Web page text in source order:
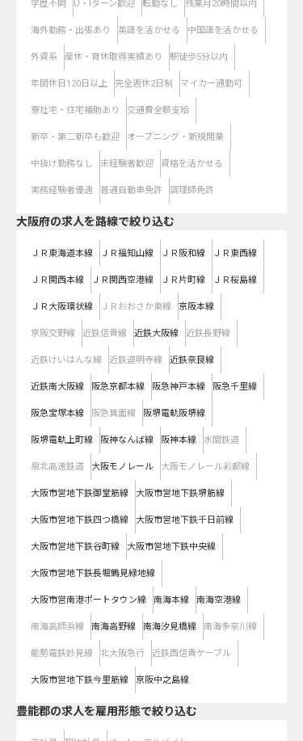
学歴不問 U・Iターン歓迎 転勤なし 残業月20時間以内
海外勤務・出張あり 英語を活かせる 中国語を活かせる
外資系 産休・育休取得実績あり 駅徒歩5分以内
年間休日120日以上 完全週休2日制 マイカー通勤可
寮社宅・住宅補助あり 交通費全額支給
新卒・第二新卒も歓迎 オープニング・新規開業
中抜け勤務なし 未経験者歓迎 資格を活かせる
実務経験者優遇 普通自動車免許 調理師免許
大阪府の求人を路線で絞り込む
ＪＲ東海道本線 ＪＲ福知山線 ＪＲ阪和線 ＪＲ東西線
ＪＲ関西本線 ＪＲ関西空港線 ＪＲ片町線 ＪＲ桜島線
ＪＲ大阪環状線 ＪＲおおさか東線 京阪本線
京阪交野線 近鉄信貴線 近鉄大阪線 近鉄長野線
近鉄けいはんな線 近鉄道明寺線 近鉄奈良線
近鉄南大阪線 阪急京都本線 阪急神戸本線 阪急千里線
阪急宝塚本線 阪急箕面線 阪堺電軌阪堺線
阪堺電軌上町線 阪神なんば線 阪神本線 水間鉄道
泉北高速鉄道 大阪モノレール 大阪モノレール彩都線
大阪市営地下鉄御堂筋線 大阪市営地下鉄堺筋線
大阪市営地下鉄四つ橋線 大阪市営地下鉄千日前線
大阪市営地下鉄谷町線 大阪市営地下鉄中央線
大阪市営地下鉄長堀鶴見緑地線
大阪市営南港ポートタウン線 南海本線 南海空港線
南海高師浜線 南海高野線 南海汐見橋線 南海多奈川線
能勢電鉄妙見線 北大阪急行 近鉄西信貴ケーブル
大阪市営地下鉄今里筋線 京阪中之島線
豊能郡の求人を雇用形態で絞り込む